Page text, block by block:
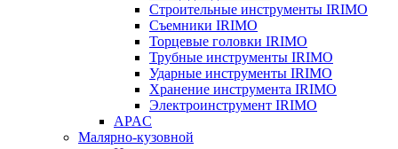
Строительные инструменты IRIMO
Съемники IRIMO
Торцевые головки IRIMO
Трубные инструменты IRIMO
Ударные инструменты IRIMO
Хранение инструмента IRIMO
Электроинструмент IRIMO
APAC
Малярно-кузовной